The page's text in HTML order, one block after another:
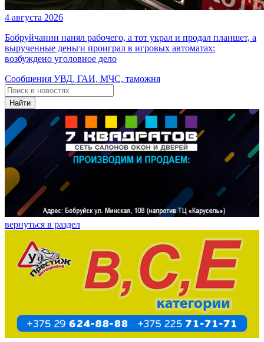
4 августа 2026
Бобруйчанин нанял рабочего, а тот украл и продал планшет, а
вырученные деньги проиграл в игровых автоматах:
возбуждено уголовное дело
Сообщения УВД, ГАИ, МЧС, таможня
Найти
вернуться в раздел